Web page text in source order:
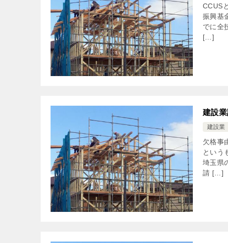
CCUS
振興基
でに全
[…]
建設
建設業
欠格事
という
埼玉県
請 […]